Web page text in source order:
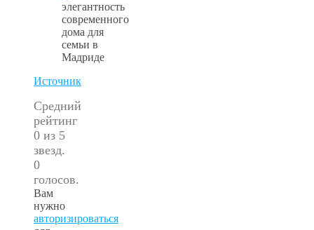
Источник
Средний
рейтинг
0 из 5
звезд.
0
голосов.
Вам
нужно
авторизироваться